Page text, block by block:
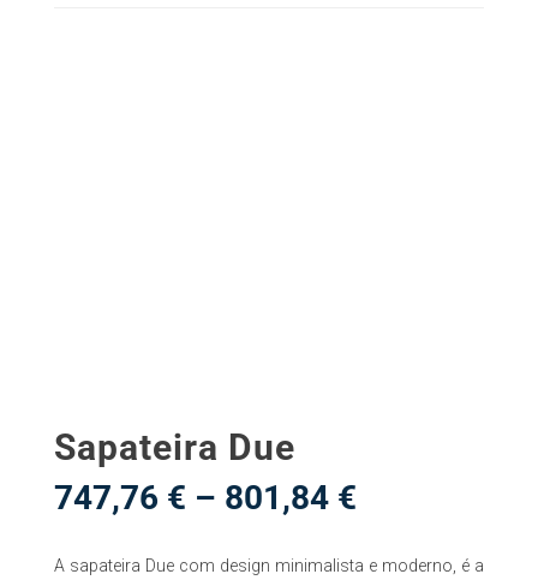
Sapateira Due
747,76 € – 801,84 €Price
range:
747,76 €
through
A sapateira Due com design minimalista e moderno, é a